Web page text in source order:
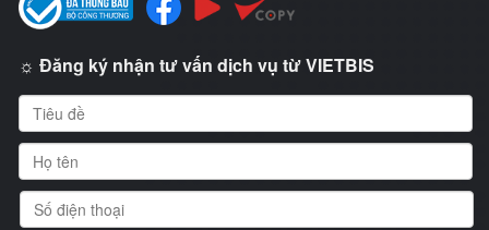
☼ Đăng ký nhận tư vấn dịch vụ từ VIETBIS